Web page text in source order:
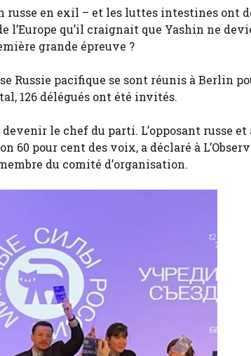
en exil – et les luttes intestines ont
l’Europe qu’il craignait que Yashin ne
grande épreuve ?
Russie pacifique se sont réunis à Berlin
126 délégués ont été invités.
le chef du parti. L’opposant russe et
pour cent des voix, a déclaré à
du comité d’organisation.